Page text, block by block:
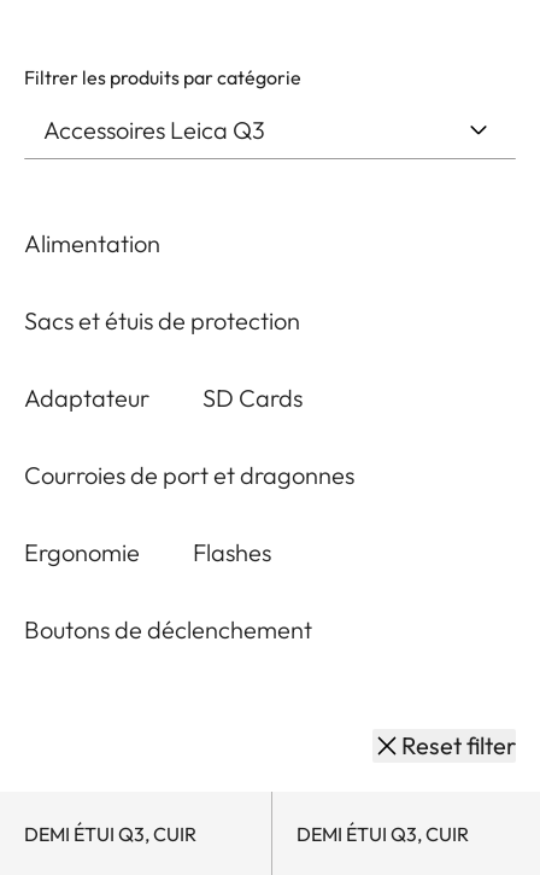
Filtrer les produits par catégorie
Alimentation
Sacs et étuis de protection
Adaptateur SD Cards
Courroies de port et dragonnes
Ergonomie Flashes
Boutons de déclenchement
Reset filter
DEMI ÉTUI Q3, CUIR DEMI ÉTUI Q3, CUIR